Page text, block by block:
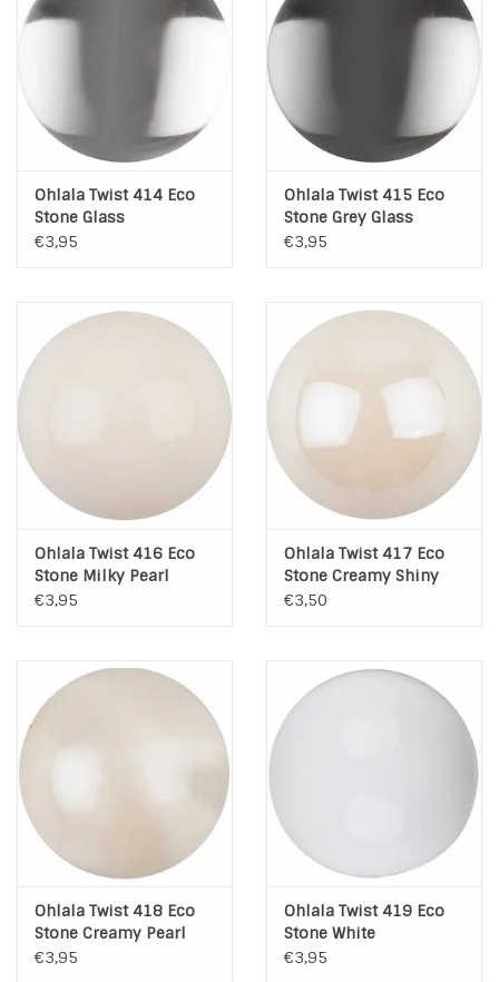
Ohlala Twist 414 Eco
Stone Glass
€3,95
Ohlala Twist 415 Eco
Stone Grey Glass
€3,95
Ohlala Twist 416 Eco
Stone Milky Pearl
€3,95
Ohlala Twist 417 Eco
Stone Creamy Shiny
Pearl
€3,50
Ohlala Twist 418 Eco
Stone Creamy Pearl
€3,95
Ohlala Twist 419 Eco
Stone White
€3,95